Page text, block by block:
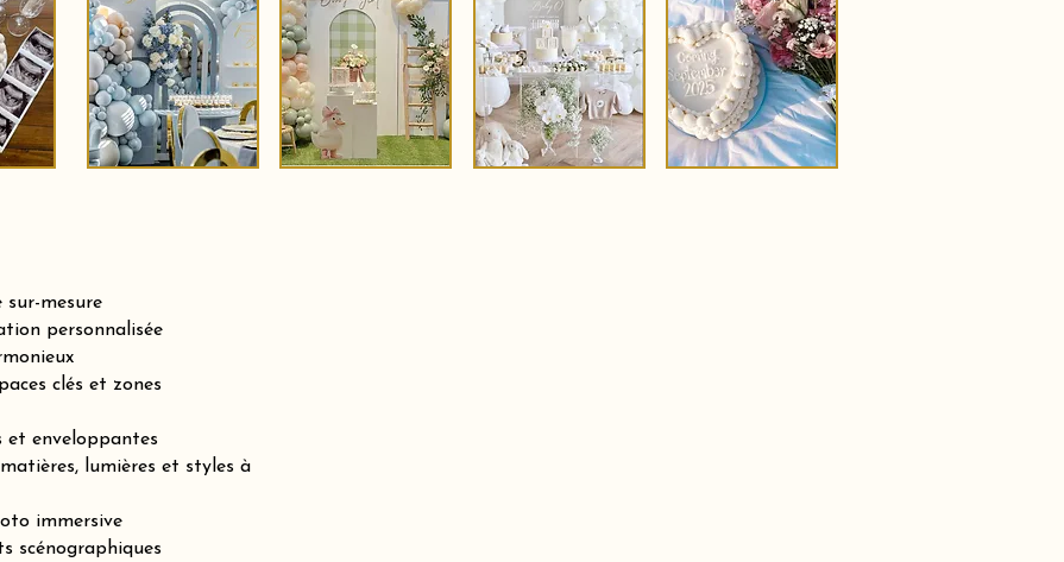
mesure
personnalisée
clés et zones
et enveloppantes
lumières et styles à
immersive
scénographiques